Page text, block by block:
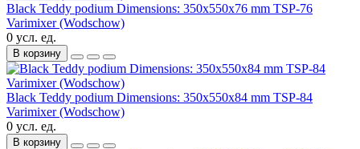
Black Teddy podium Dimensions: 350x550x76 mm TSP-76
Varimixer (Wodschow)
0 усл. ед.
В корзину
Black Teddy podium Dimensions: 350x550x84 mm TSP-84
Varimixer (Wodschow)
0 усл. ед.
В корзину